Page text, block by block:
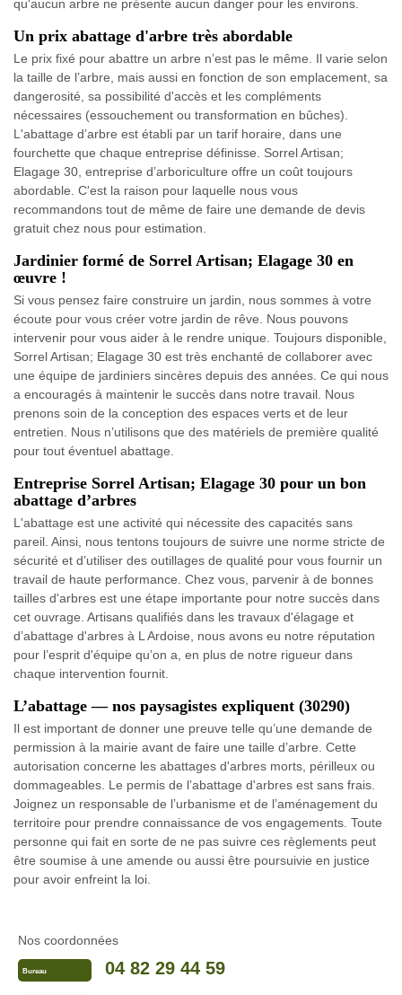
qu'aucun arbre ne présente aucun danger pour les environs.
Un prix abattage d'arbre très abordable
Le prix fixé pour abattre un arbre n’est pas le même. Il varie selon
la taille de l’arbre, mais aussi en fonction de son emplacement, sa
dangerosité, sa possibilité d'accès et les compléments
nécessaires (essouchement ou transformation en bûches).
L'abattage d’arbre est établi par un tarif horaire, dans une
fourchette que chaque entreprise définisse. Sorrel Artisan;
Elagage 30, entreprise d’arboriculture offre un coût toujours
abordable. C'est la raison pour laquelle nous vous
recommandons tout de même de faire une demande de devis
gratuit chez nous pour estimation.
Jardinier formé de Sorrel Artisan; Elagage 30 en
œuvre !
Si vous pensez faire construire un jardin, nous sommes à votre
écoute pour vous créer votre jardin de rêve. Nous pouvons
intervenir pour vous aider à le rendre unique. Toujours disponible,
Sorrel Artisan; Elagage 30 est très enchanté de collaborer avec
une équipe de jardiniers sincères depuis des années. Ce qui nous
a encouragés à maintenir le succès dans notre travail. Nous
prenons soin de la conception des espaces verts et de leur
entretien. Nous n’utilisons que des matériels de première qualité
pour tout éventuel abattage.
Entreprise Sorrel Artisan; Elagage 30 pour un bon
abattage d’arbres
L'abattage est une activité qui nécessite des capacités sans
pareil. Ainsi, nous tentons toujours de suivre une norme stricte de
sécurité et d’utiliser des outillages de qualité pour vous fournir un
travail de haute performance. Chez vous, parvenir à de bonnes
tailles d'arbres est une étape importante pour notre succès dans
cet ouvrage. Artisans qualifiés dans les travaux d'élagage et
d’abattage d'arbres à L Ardoise, nous avons eu notre réputation
pour l’esprit d'équipe qu’on a, en plus de notre rigueur dans
chaque intervention fournit.
L’abattage — nos paysagistes expliquent (30290)
Il est important de donner une preuve telle qu’une demande de
permission à la mairie avant de faire une taille d’arbre. Cette
autorisation concerne les abattages d'arbres morts, périlleux ou
dommageables. Le permis de l’abattage d'arbres est sans frais.
Joignez un responsable de l’urbanisme et de l’aménagement du
territoire pour prendre connaissance de vos engagements. Toute
personne qui fait en sorte de ne pas suivre ces règlements peut
être soumise à une amende ou aussi être poursuivie en justice
pour avoir enfreint la loi.
Nos coordonnées
Bureau 04 82 29 44 59